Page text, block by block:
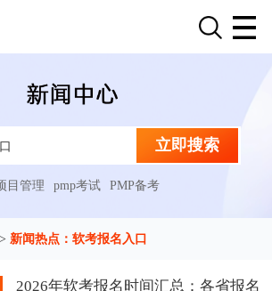
立即搜索
目管理 pmp考试 PMP备考
新闻热点：软考报名入口
2026年软考报名时间汇总：各省报名